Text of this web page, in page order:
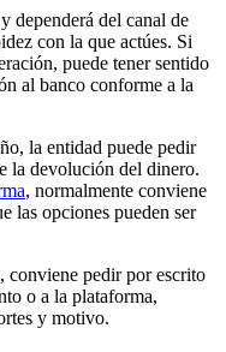
dependerá del canal de
con la que actúes. Si
puede tener sentido
al banco conforme a la
la entidad puede pedir
la devolución del dinero.
, normalmente conviene
las opciones pueden ser
conviene pedir por escrito
o a la plataforma,
y motivo.